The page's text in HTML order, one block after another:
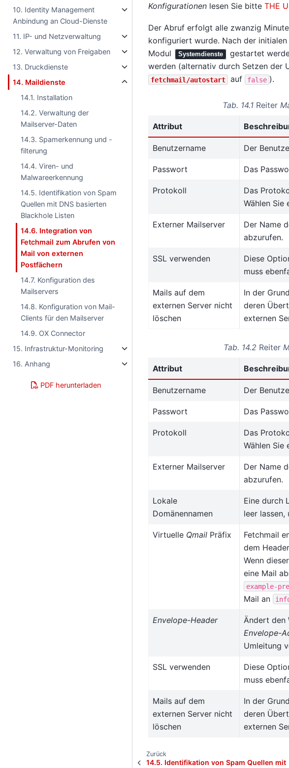
10. Identity Management
Anbindung an Cloud-Dienste
11. IP- und Netzverwaltung
12. Verwaltung von Freigaben
13. Druckdienste
14. Maildienste
14.1. Installation
14.2. Verwaltung der
Mailserver-Daten
14.3. Spamerkennung und -
filterung
14.4. Viren- und
Malwareerkennung
14.5. Identifikation von Spam
Quellen mit DNS basierten
Blackhole Listen
14.6. Integration von
Fetchmail zum Abrufen von
Mail von externen
Postfächern
14.7. Konfiguration des
Mailservers
14.8. Konfiguration von Mail-
Clients für den Mailserver
14.9. OX Connector
15. Infrastruktur-Monitoring
16. Anhang
PDF herunterladen
Konfigurationenlesen Sie bitte THE
Der Abruf erfolgt alle zwanzig
konfiguriert wurde. Nach der
Modul
Systemdienste
gestartet
werden (alternativ durch Setzen der
fetchmail/autostart auf false ).
Tab. 14.1 Reiter
Attribut
Benutzername Der
Passwort Das
Protokoll
Das
Wählen Sie
Externer Mailserver
Der Name
abzurufen.
SSL verwenden
Diese
muss
Mails auf dem
externen Server nicht
löschen
In der
deren
externen
Tab. 14.2 Reiter
Attribut
Benutzername Der
Passwort Das
Protokoll
Das
Wählen Sie
Externer Mailserver
Der Name
abzurufen.
Lokale
Domänennamen
Eine durch
leer lassen,
Virtuelle QmailPräfix
Fetchmail
dem
Wenn
eine Mail
example-
Mail an
Envelope-Header
Ändert den
Envelope-
Umleitung
SSL verwenden
Diese
muss
Mails auf dem
externen Server nicht
löschen
In der
deren
externen
Zurück
14.5. Identifikation von Spam Quellen mit